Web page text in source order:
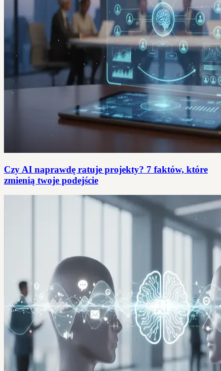
Czy AI naprawdę ratuje projekty? 7 faktów, które
zmienią twoje podejście